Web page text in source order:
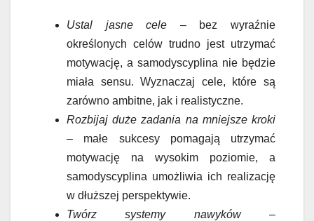
Ustal jasne cele – bez wyraźnie
określonych celów trudno jest utrzymać
motywację, a samodyscyplina nie będzie
miała sensu. Wyznaczaj cele, które są
zarówno ambitne, jak i realistyczne.
Rozbijaj duże zadania na mniejsze kroki
– małe sukcesy pomagają utrzymać
motywację na wysokim poziomie, a
samodyscyplina umożliwia ich realizację
w dłuższej perspektywie.
Twórz systemy nawyków–